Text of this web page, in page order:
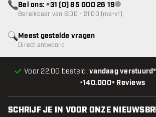
•140.000+ Reviews
Voor 22:00 besteld,vandaag verstuurd*
Meest gestelde vragen
Direct antwoord
Bel ons: +31 (0) 85 000 26 19
Bereikbaar van 8:00 - 21:00 (ma-vr)
SCHRIJF JE IN VOOR ONZE